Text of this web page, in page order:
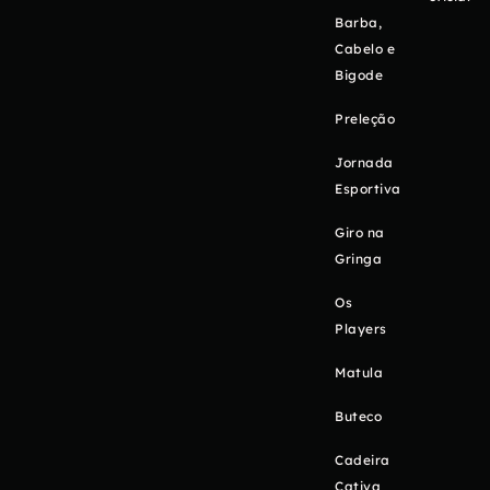
Barba,
Cabelo e
Bigode
Preleção
Jornada
Esportiva
Giro na
Gringa
Os
Players
Matula
Buteco
Cadeira
Cativa